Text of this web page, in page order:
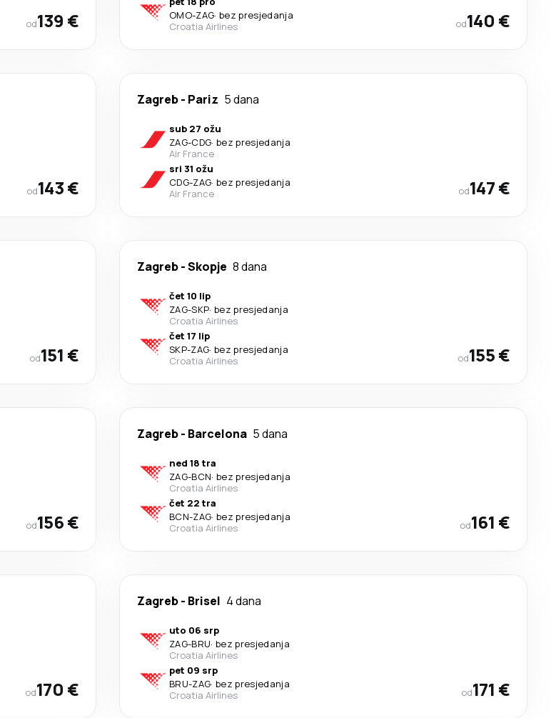
od139 €
OMO-ZAG· bez presjedanja
Croatia Airlines
od140 €
od143 €
Zagreb- Pariz 5 dana
sub 27 ožu
ZAG-CDG· bez presjedanja
Air France
sri 31 ožu
CDG-ZAG· bez presjedanja
Air France
od147 €
od151 €
Zagreb-Skopje 8 dana
čet 10 lip
ZAG-SKP· bez presjedanja
Croatia Airlines
čet 17 lip
SKP-ZAG· bez presjedanja
Croatia Airlines
od155 €
od156 €
Zagreb- Barcelona 5 dana
ned 18 tra
ZAG-BCN· bez presjedanja
Croatia Airlines
čet 22 tra
BCN-ZAG· bez presjedanja
Croatia Airlines
od161 €
od170 €
Zagreb- Brisel 4 dana
uto 06 srp
ZAG-BRU· bez presjedanja
Croatia Airlines
pet 09 srp
BRU-ZAG· bez presjedanja
Croatia Airlines
od171 €